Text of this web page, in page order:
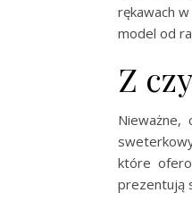
rękawach
model od
Z
które
prezentują